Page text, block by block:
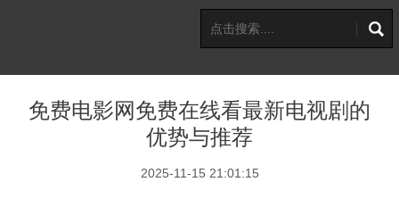
免费电影网免费在线看最新电视剧的
优势与推荐
2025-11-15 21:01:15